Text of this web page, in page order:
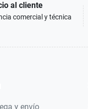
al cliente
comercial y técnica
y envío